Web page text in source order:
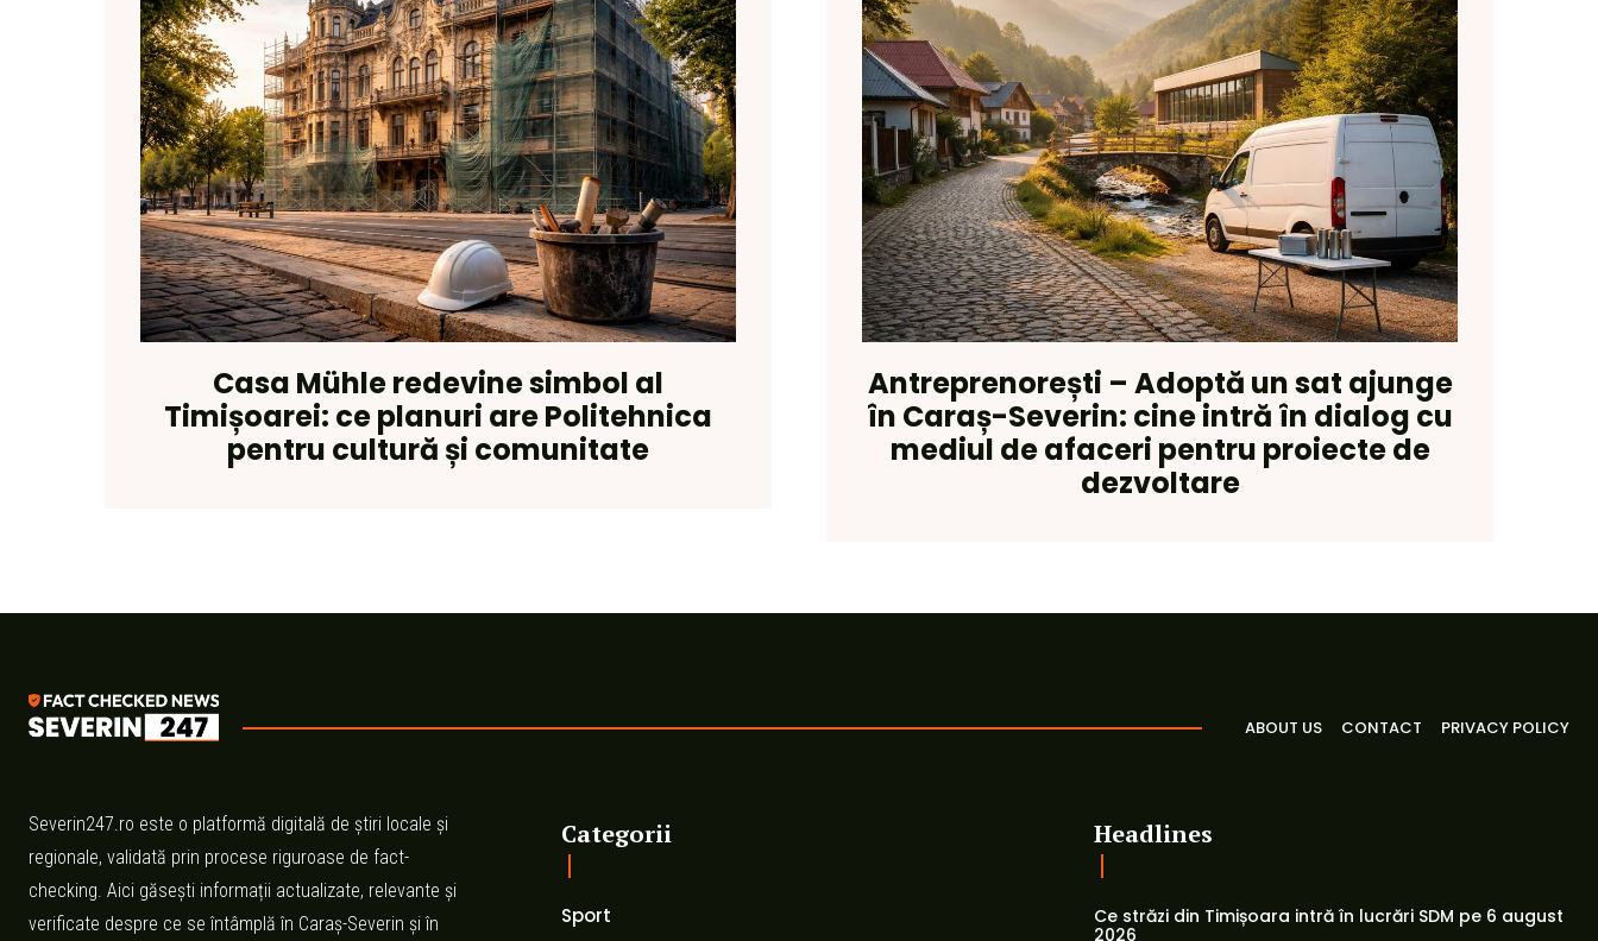
Casa Mühle redevine simbol al
Timișoarei: ce planuri are Politehnica
pentru cultură și comunitate
Antreprenorești – Adoptă un sat ajunge
în Caraș-Severin: cine intră în dialog cu
mediul de afaceri pentru proiecte de
dezvoltare
ABOUT US CONTACT PRIVACY POLICY
Severin247.ro este o platformă digitală de știri locale și
regionale, validată prin procese riguroase de fact-
checking. Aici găsești informații actualizate, relevante și
verificate despre ce se întâmplă în Caraș-Severin și în
Categorii
Sport
Headlines
Ce străzi din Timișoara intră în lucrări SDM pe 6 august
2026